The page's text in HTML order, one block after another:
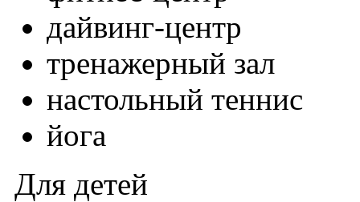
дайвинг-центр
тренажерный зал
настольный теннис
йога
Для детей